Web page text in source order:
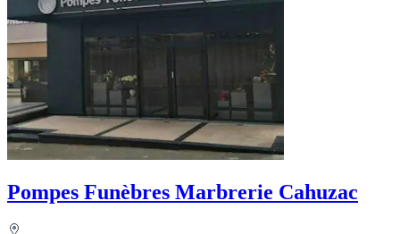
Pompes Funèbres Marbrerie Cahuzac